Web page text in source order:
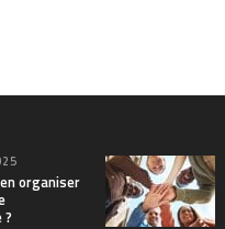
organiser